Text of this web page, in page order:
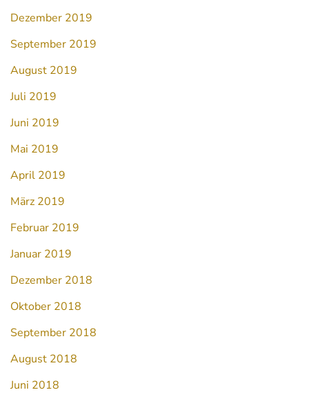
Dezember 2019
September 2019
August 2019
Juli 2019
Juni 2019
Mai 2019
April 2019
März 2019
Februar 2019
Januar 2019
Dezember 2018
Oktober 2018
September 2018
August 2018
Juni 2018